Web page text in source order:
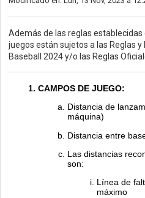
Además de las reglas
juegos están sujetos a las Reglas y
Baseball 2024 y/o las Reglas
CAMPOS DE JUEGO:
Distancia de
máquina)
Distancia entre
Las distancias
son:
Línea de
máximo